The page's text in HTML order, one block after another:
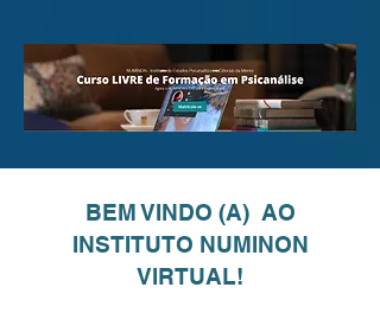
BEM VINDO (A) AO
INSTITUTO NUMINON
VIRTUAL!